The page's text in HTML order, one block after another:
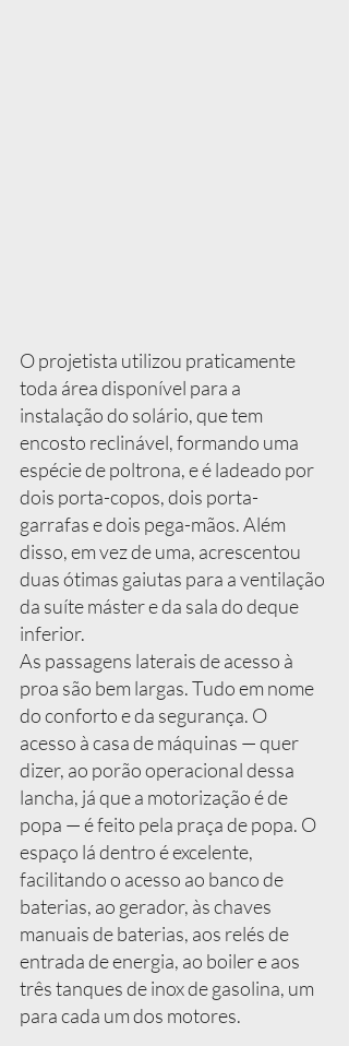
O projetista utilizou praticamente
toda área disponível para a
instalação do solário, que tem
encosto reclinável, formando uma
espécie de poltrona, e é ladeado por
dois porta-copos, dois porta-
garrafas e dois pega-mãos. Além
disso, em vez de uma, acrescentou
duas ótimas gaiutas para a ventilação
da suíte máster e da sala do deque
inferior.
As passagens laterais de acesso à
proa são bem largas. Tudo em nome
do conforto e da segurança. O
acesso à casa de máquinas — quer
dizer, ao porão operacional dessa
lancha, já que a motorização é de
popa — é feito pela praça de popa. O
espaço lá dentro é excelente,
facilitando o acesso ao banco de
baterias, ao gerador, às chaves
manuais de baterias, aos relés de
entrada de energia, ao boiler e aos
três tanques de inox de gasolina, um
para cada um dos motores.